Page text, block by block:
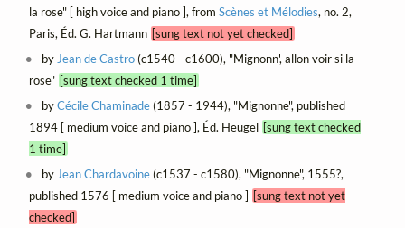
la rose" [ high voice and piano ], from Scènes et Mélodies, no. 2,
Paris, Éd. G. Hartmann [sung text not yet checked]
byJean de Castro(c1540 - c1600), "Mignonn', allon voir si la
rose" [sung text checked 1 time]
byCécile Chaminade(1857 - 1944), "Mignonne", published
1894 [ medium voice and piano ], Éd. Heugel [sung text checked
1 time]
byJean Chardavoine(c1537 - c1580), "Mignonne", 1555?,
published 1576 [ medium voice and piano ] [sung text not yet
checked]